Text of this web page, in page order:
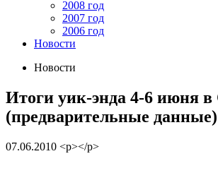
2008 год
2007 год
2006 год
Новости
Новости
Итоги уик-энда 4-6 июня
(предварительные данные)
07.06.2010 <p></p>